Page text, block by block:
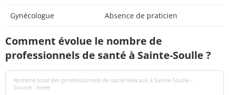
Gynécologue Absence de praticien
Comment évolue le nombre de
professionnels de santé à Sainte-Soulle ?
Nombre total des professionnels de santé libéraux à Sainte-Soulle -
Source : Insee